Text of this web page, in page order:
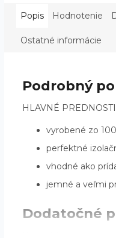
Popis Hodnotenie
Ostatné informácie
Podrobný
HLAVNÉ PREDNOSTI
vyrobené zo
perfektné
vhodné ako
jemné a veľmi
Dodatočné